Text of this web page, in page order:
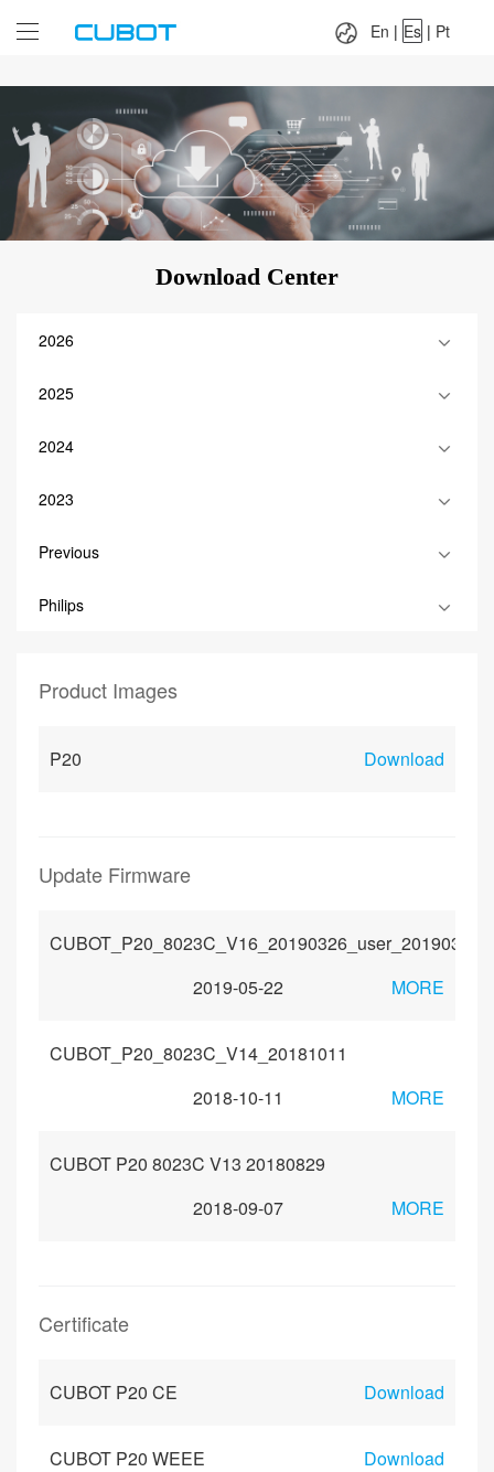
Pt
En | Es | Pt
Download Center
2026
2025
2024
2023
Previous
Philips
Product Images
P20 Download
Update Firmware
CUBOT_P20_8023C_V16_20190326_user_20190327
2019-05-22
MORE
CUBOT_P20_8023C_V14_20181011
2018-10-11
MORE
CUBOT P20 8023C V13 20180829
2018-09-07
MORE
Certificate
CUBOT P20 CE Download
CUBOT P20 WEEE Download